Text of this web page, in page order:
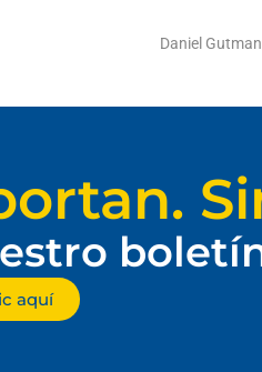
Daniel Gutman
aquí